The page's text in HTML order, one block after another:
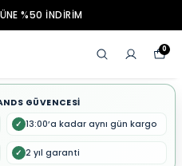
%50 İNDİRİM
0
GÜVENCESİ
✓ 13:00’a kadar aynı gün kargo
✓ 2 yıl garanti